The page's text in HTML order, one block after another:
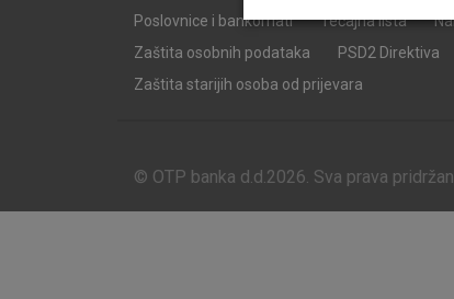
Poslovnice i bankomati Tečajna lista
Zaštita osobnih podataka
PSD2 Direktiva
Zaštita starijih osoba od prijevara
© OTP banka d.d.2026. Sva prava